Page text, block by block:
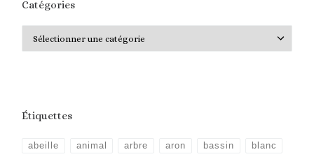
Catégories
Étiquettes
abeille animal arbre aron bassin blanc